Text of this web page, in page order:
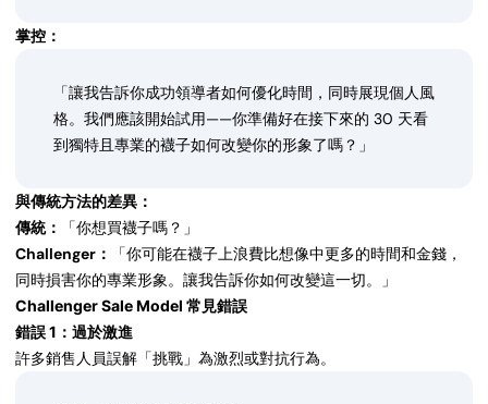
掌控：
「讓我告訴你成功領導者如何優化時間，同時展現個人風
格。我們應該開始試用——你準備好在接下來的 30 天看
到獨特且專業的襪子如何改變你的形象了嗎？」
與傳統方法的差異：
傳統：
「你想買襪子嗎？」
Challenger：
「你可能在襪子上浪費比想像中更多的時間和金錢，
同時損害你的專業形象。讓我告訴你如何改變這一切。」
Challenger Sale Model 常見錯誤
錯誤 1：過於激進
許多銷售人員誤解「挑戰」為激烈或對抗行為。